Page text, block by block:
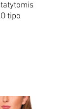
tipo